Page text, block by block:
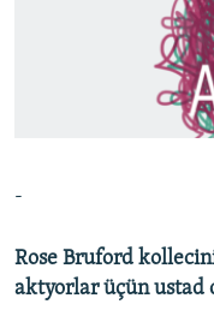
AZƏRBAYCAN
İSLAM VƏ DEMOKRATIYA
İZ - MƏDƏNIYYƏT
PEŞƏ ETIKASI VƏ
MATERIALLARIMIZDAN
XƏBƏR
-
Rose Bruford
aktyorlar üçün ustad